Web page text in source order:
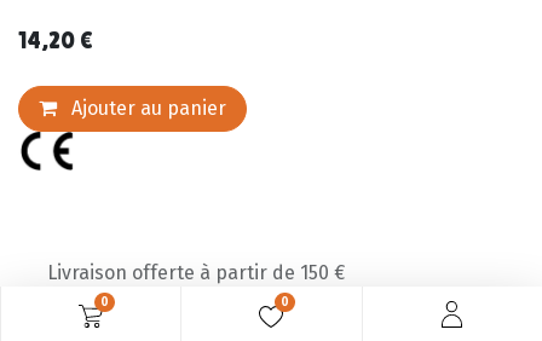
0 0
14,20 €
Ajouter au panier
Livraison offerte à partir de 150 €